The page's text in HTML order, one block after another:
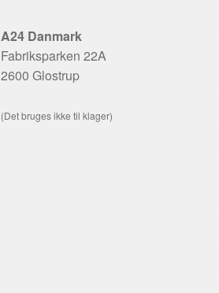
A24 Danmark
Fabriksparken 22A
2600 Glostrup
(Det bruges ikke til klager)